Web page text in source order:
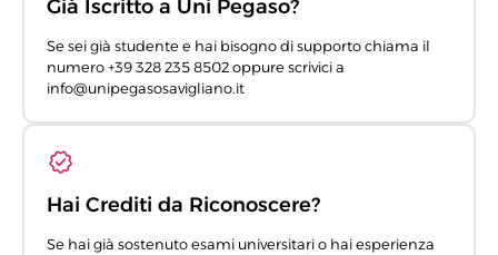
Già Iscritto a Uni Pegaso?
Se sei già studente e hai bisogno di supporto chiama il
numero +39 328 235 8502 oppure scrivici a
info@unipegasosavigliano.it
Hai Crediti da Riconoscere?
Se hai già sostenuto esami universitari o hai esperienza